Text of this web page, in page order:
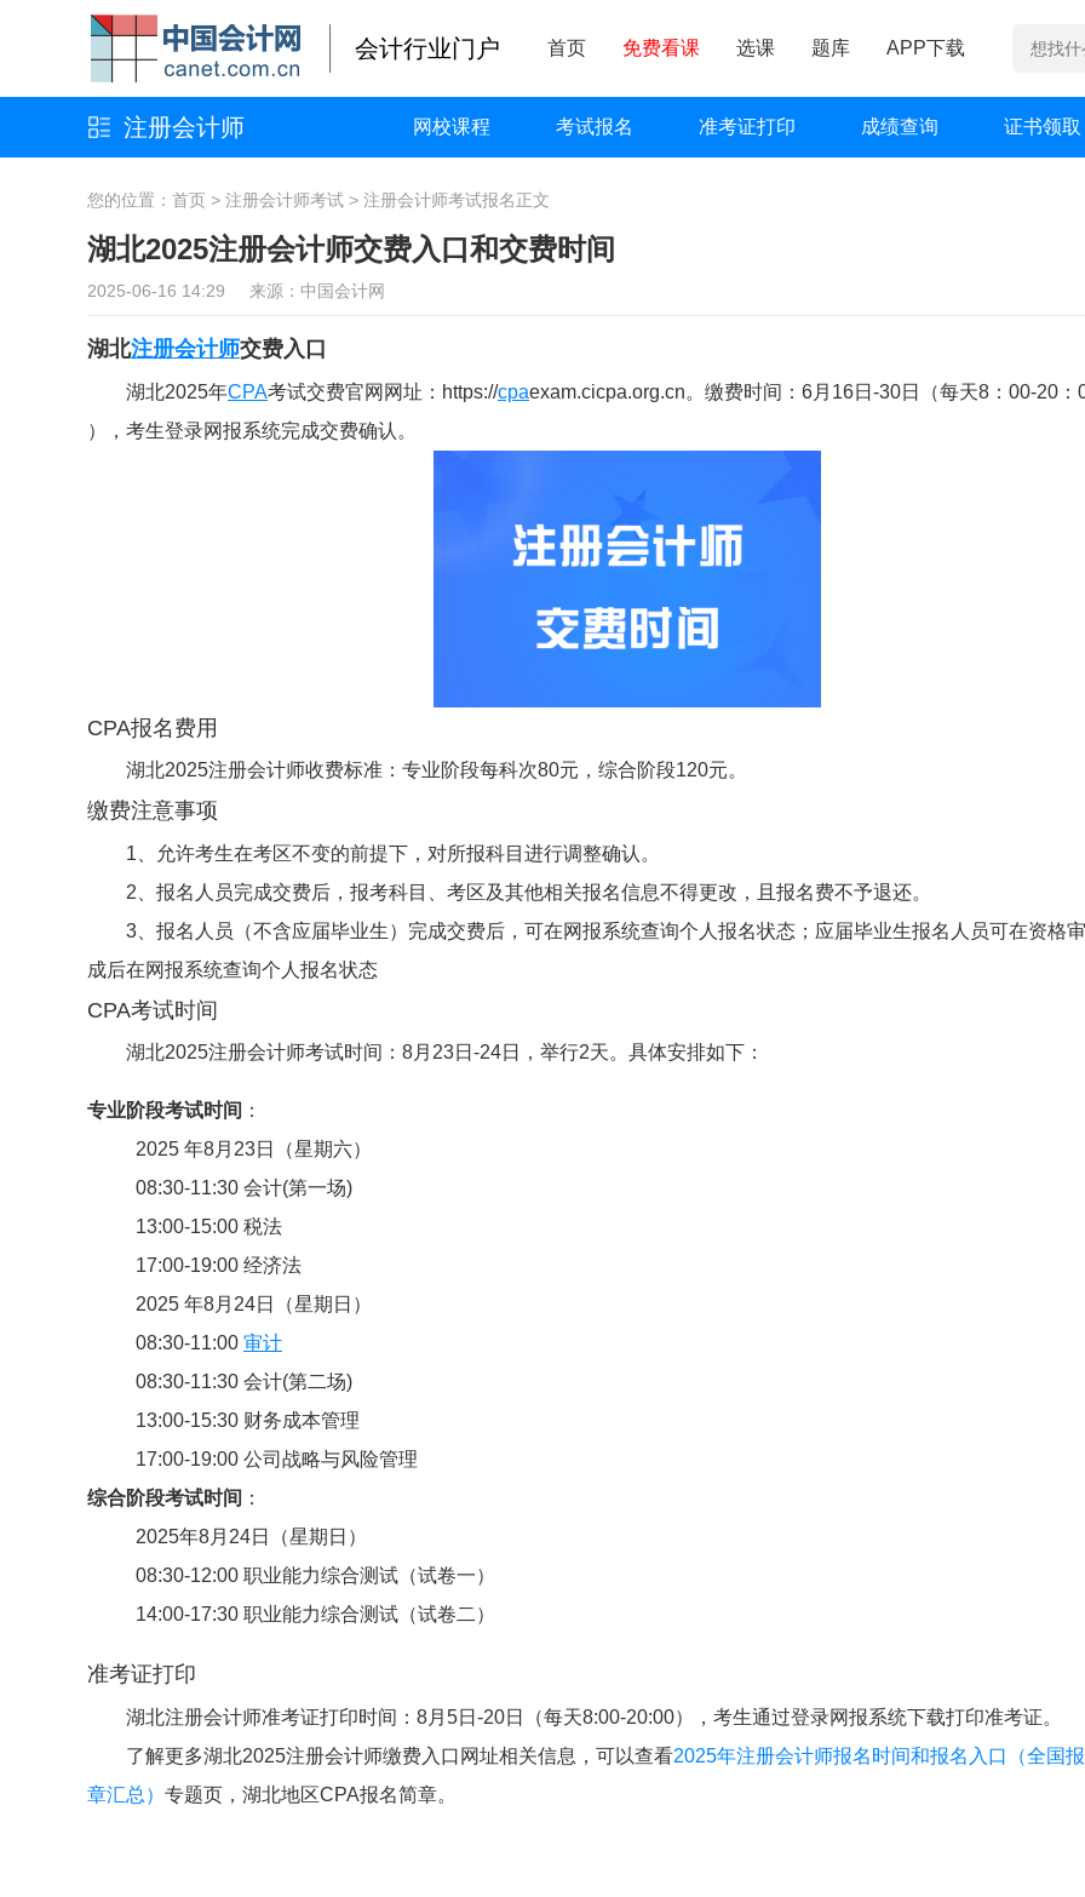
会计行业门户 首页 免费看课 选课 题库 APP下载
注册会计师 网校课程 考试报名 准考证打印 成绩查询 证书领取
您的位置： 首页 > 注册会计师考试 > 注册会计师考试报名正文
湖北2025注册会计师交费入口和交费时间
2025-06-16 14:29 来源：中国会计网
湖北注册会计师交费入口
湖北2025年CPA考试交费官网网址：https://cpaexam.cicpa.org.cn。缴费时间：6月16日-30日（每天8：00-20：
），考生登录网报系统完成交费确认。
CPA报名费用
湖北2025注册会计师收费标准：专业阶段每科次80元，综合阶段120元。
缴费注意事项
1、允许考生在考区不变的前提下，对所报科目进行调整确认。
2、报名人员完成交费后，报考科目、考区及其他相关报名信息不得更改，且报名费不予退还。
3、报名人员（不含应届毕业生）完成交费后，可在网报系统查询个人报名状态；应届毕业生报名人员可在资格
成后在网报系统查询个人报名状态
CPA考试时间
湖北2025注册会计师考试时间：8月23日-24日，举行2天。具体安排如下：
专业阶段考试时间 ：
2025 年8月23日（星期六）
08:30-11:30 会计(第一场)
13:00-15:00 税法
17:00-19:00 经济法
2025 年8月24日（星期日）
08:30-11:00 审计
08:30-11:30 会计(第二场)
13:00-15:30 财务成本管理
17:00-19:00 公司战略与风险管理
综合阶段考试时间 ：
2025年8月24日（星期日）
08:30-12:00 职业能力综合测试（试卷一）
14:00-17:30 职业能力综合测试（试卷二）
准考证打印
湖北注册会计师准考证打印时间：8月5日-20日（每天8:00-20:00），考生通过登录网报系统下载打印准考证。
了解更多湖北2025注册会计师缴费入口网址相关信息，可以查看2025年注册会计师报名时间和报名入口（全国
章汇总） 专题页，湖北地区CPA报名简章。